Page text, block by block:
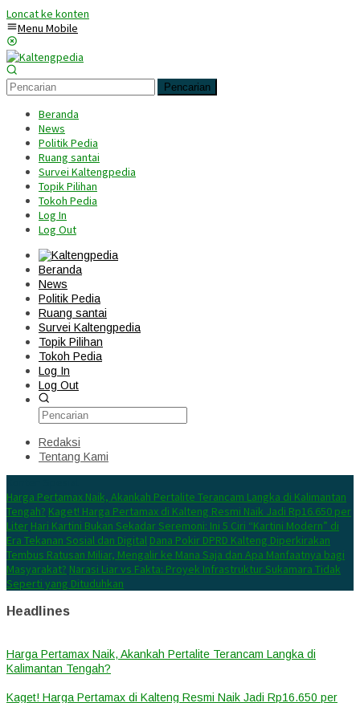
Loncat ke konten
Menu Mobile
Pencarian
Beranda
News
Politik Pedia
Ruang santai
Survei Kaltengpedia
Topik Pilihan
Tokoh Pedia
Log In
Log Out
Beranda
News
Politik Pedia
Ruang santai
Survei Kaltengpedia
Topik Pilihan
Tokoh Pedia
Log In
Log Out
Redaksi
Tentang Kami
Harga Pertamax Naik, Akankah Pertalite Terancam Langka di Kalimantan
Tengah? Kaget! Harga Pertamax di Kalteng Resmi Naik Jadi Rp16.650 per
Liter Hari Kartini Bukan Sekadar Seremoni: Ini 5 Ciri “Kartini Modern” di
Era Tekanan Sosial dan Digital Dana Pokir DPRD Kalteng Diperkirakan
Tembus Ratusan Miliar, Mengalir ke Mana Saja dan Apa Manfaatnya bagi
Masyarakat? Narasi Liar vs Fakta: Proyek Infrastruktur Sukamara Tidak
Seperti yang Dituduhkan
Headlines
Harga Pertamax Naik, Akankah Pertalite Terancam Langka di
Kalimantan Tengah?
Kaget! Harga Pertamax di Kalteng Resmi Naik Jadi Rp16.650 per